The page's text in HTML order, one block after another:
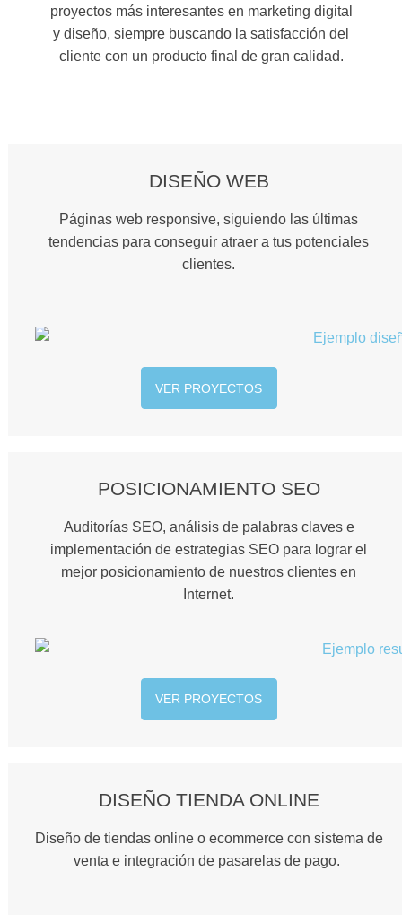
proyectos más interesantes en marketing digital
y diseño, siempre buscando la satisfacción del
cliente con un producto final de gran calidad.
DISEÑO WEB
Páginas web responsive, siguiendo las últimas
tendencias para conseguir atraer a tus potenciales
clientes.
VER PROYECTOS
POSICIONAMIENTO SEO
Auditorías SEO, análisis de palabras claves e
implementación de estrategias SEO para lograr el
mejor posicionamiento de nuestros clientes en
Internet.
VER PROYECTOS
DISEÑO TIENDA ONLINE
Diseño de tiendas online o ecommerce con sistema de
venta e integración de pasarelas de pago.